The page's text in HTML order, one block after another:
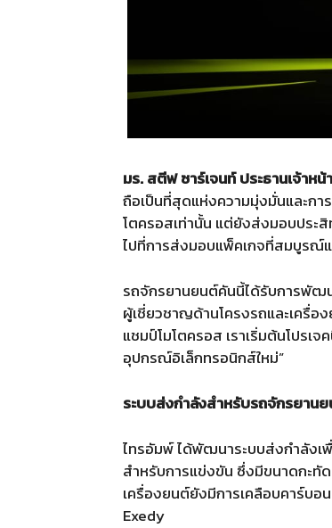
มร. สตีฟ ซาร์เจนท์ ประธานเจ้า
ถือเป็นที่สุดแห่งความมุ่งมั่นและก
โตครอสเท่านั้น แต่ยังส่งมอบประสิ
ไปที่การส่งมอบแพ็คเกจที่สมบูรณ์
รถจักรยานยนต์คันนี้ได้รับการพัฒ
ผู้เชี่ยวชาญด้านโครงรถและเครื่
แชมป์โมโตครอส เราเริ่มต้นโปรเ
อุปกรณ์อิเล็กทรอนิกส์ใหม่”
ระบบส่งกำลังสำหรับรถจักรยาน
ไทรอัมพ์ ได้พัฒนาระบบส่งกำลังเ
สำหรับการแข่งขัน ซึ่งมีขนาดกะทัด
เครื่องยนต์ยังมีการเคลือบคาร์บอ
Exedy